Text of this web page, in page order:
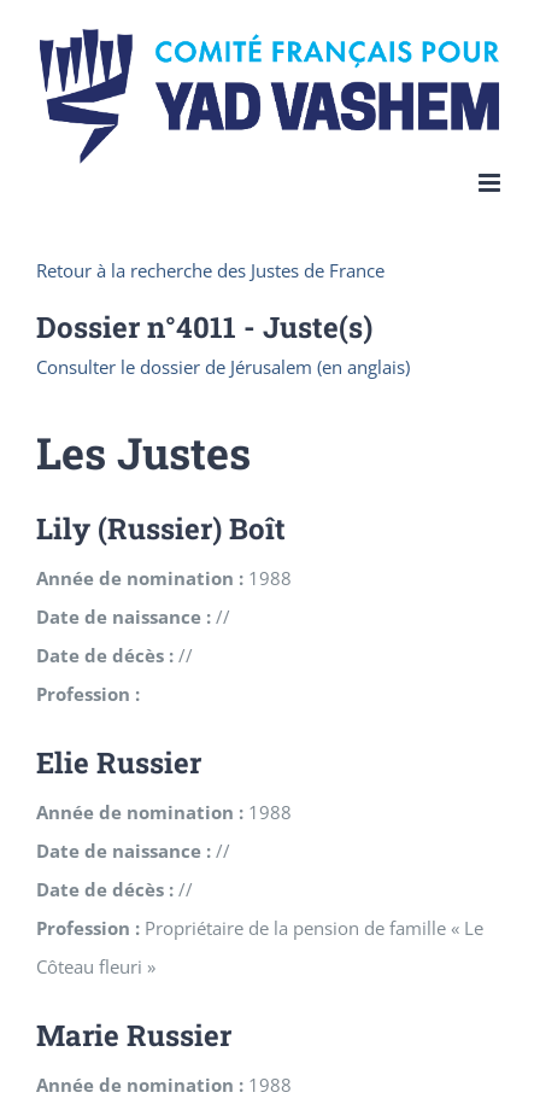
content
Retour à la recherche des Justes de France
Dossier n°4011 - Juste(s)
Consulter le dossier de Jérusalem (en anglais)
Les Justes
Lily (Russier) Boît
Année de nomination : 1988
Date de naissance : //
Date de décès : //
Profession :
Elie Russier
Année de nomination : 1988
Date de naissance : //
Date de décès : //
Profession : Propriétaire de la pension de famille « Le
Côteau fleuri »
Marie Russier
Année de nomination : 1988